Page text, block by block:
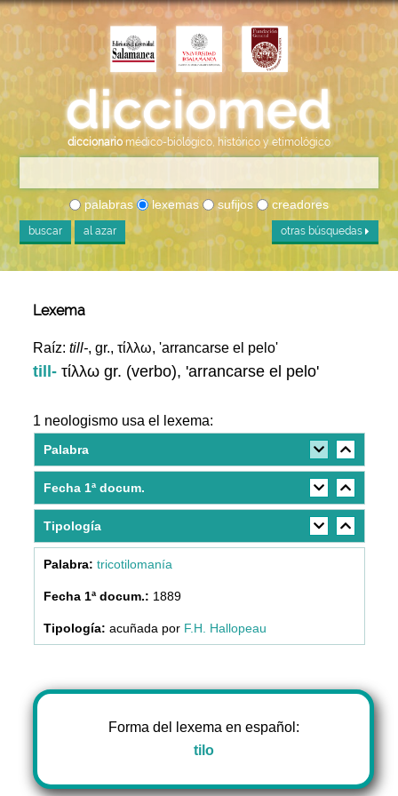
diccionario médico-biológico, histórico y etimológico
palabras lexemas sufijos creadores
buscar al azar otras búsquedas
Lexema
Raíz:till-, gr., τίλλω, 'arrancarse el pelo'
till-τίλλω gr. (verbo), 'arrancarse el pelo'
1 neologismo usa el lexema:
Palabra
Fecha 1ª docum.
Tipología
tricotilomanía
1889
acuñada por F.H. Hallopeau
Forma del lexema en español:
tilo